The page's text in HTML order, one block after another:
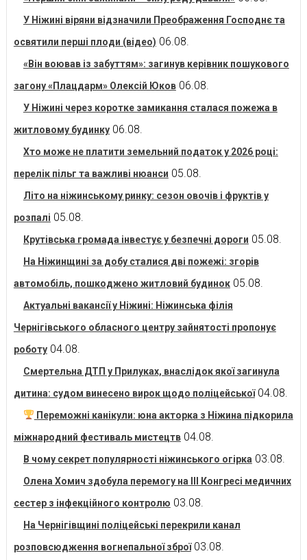
У Ніжині віряни відзначили Преображення Господнє та
освятили перші плоди (відео) 06.08.
«Він воював із забуттям»: загинув керівник пошукового
загону «Плацдарм» Олексій Юков 06.08.
У Ніжині через коротке замикання сталася пожежа в
житловому будинку 06.08.
Хто може не платити земельний податок у 2026 році:
перелік пільг та важливі нюанси 05.08.
Літо на ніжинському ринку: сезон овочів і фруктів у
розпалі 05.08.
Крутівська громада інвестує у безпечні дороги 05.08.
На Ніжинщині за добу сталися дві пожежі: згорів
автомобіль, пошкоджено житловий будинок 05.08.
Актуальні вакансії у Ніжині: Ніжинська філія
Чернігівського обласного центру зайнятості пропонує
роботу 04.08.
Смертельна ДТП у Прилуках, внаслідок якої загинула
дитина: судом винесено вирок щодо поліцейської 04.08.
Переможні канікули: юна акторка з Ніжина підкорила
міжнародний фестиваль мистецтв 04.08.
В чому секрет популярності ніжинського огірка 03.08.
Олена Хомич здобула перемогу на ІІІ Конгресі медичних
сестер з інфекційного контролю 03.08.
На Чернігівщині поліцейські перекрили канал
розповсюдження вогнепальної зброї 03.08.